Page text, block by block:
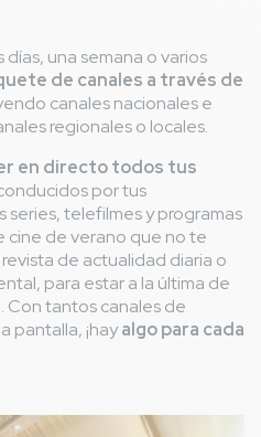
una semana o varios
de canales a través de
canales nacionales e
regionales o locales.
en directo todos tus
por tus
telefilmes y programas
cine de verano que no te
de actualidad diaria o
para estar a la última de
Con tantos canales de
pantalla, ¡hayalgo para cada